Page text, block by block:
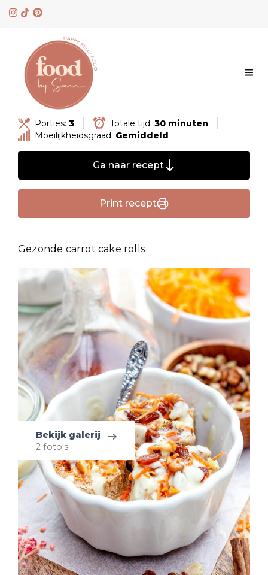
Skip
Porties: 3 Totale tijd: 30 minuten
Moeilijkheidsgraad: Gemiddeld
Ga naar recept
Print recept
Gezonde carrot cake rolls
Bekijk galerij
2 foto's